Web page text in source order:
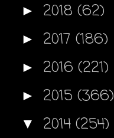
► 2018 (62)
► 2017 (186)
► 2016 (221)
► 2015 (366)
▼ 2014 (254)